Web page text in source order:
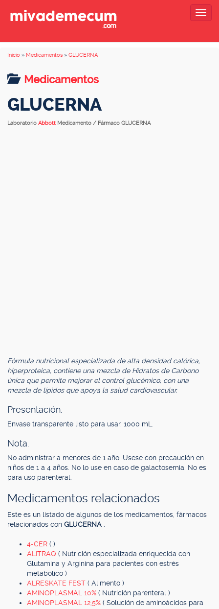
Inicio » Medicamentos » GLUCERNA
Medicamentos
GLUCERNA
Laboratorio Abbott Medicamento / Fármaco GLUCERNA
Fórmula nutricional especializada de alta densidad calórica,
hiperproteica, contiene una mezcla de Hidratos de Carbono
única que permite mejorar el control glucémico, con una
mezcla de lípidos que apoya la salud cardiovascular.
Presentación.
Envase transparente listo para usar. 1000 mL.
Nota.
No administrar a menores de 1 año. Usese con precaución en
niños de 1 a 4 años. No lo use en caso de galactosemia. No es
para uso parenteral.
Medicamentos relacionados
Este es un listado de algunos de los medicamentos, fármacos
relacionados con GLUCERNA
4-CER ( )
ALITRAQ ( Nutrición especializada enriquecida con
Glutamina y Arginina para pacientes con estrés
metabólico )
ALRESKATE FEST ( Alimento )
AMINOPLASMAL 10% ( Nutrición parenteral )
AMINOPLASMAL 12,5% ( Solución de aminoácidos para